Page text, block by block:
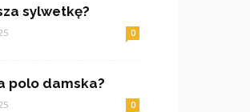
sylwetkę?
0
polo damska?
0